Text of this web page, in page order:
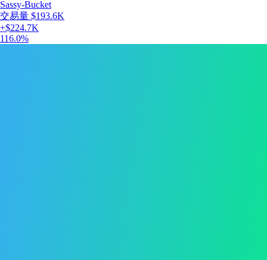
Sassy-Bucket
交易量 $193.6K
+$224.7K
116.0%